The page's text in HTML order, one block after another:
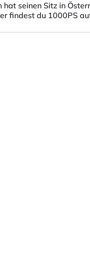
seinen Sitz in
findest du 1000PS